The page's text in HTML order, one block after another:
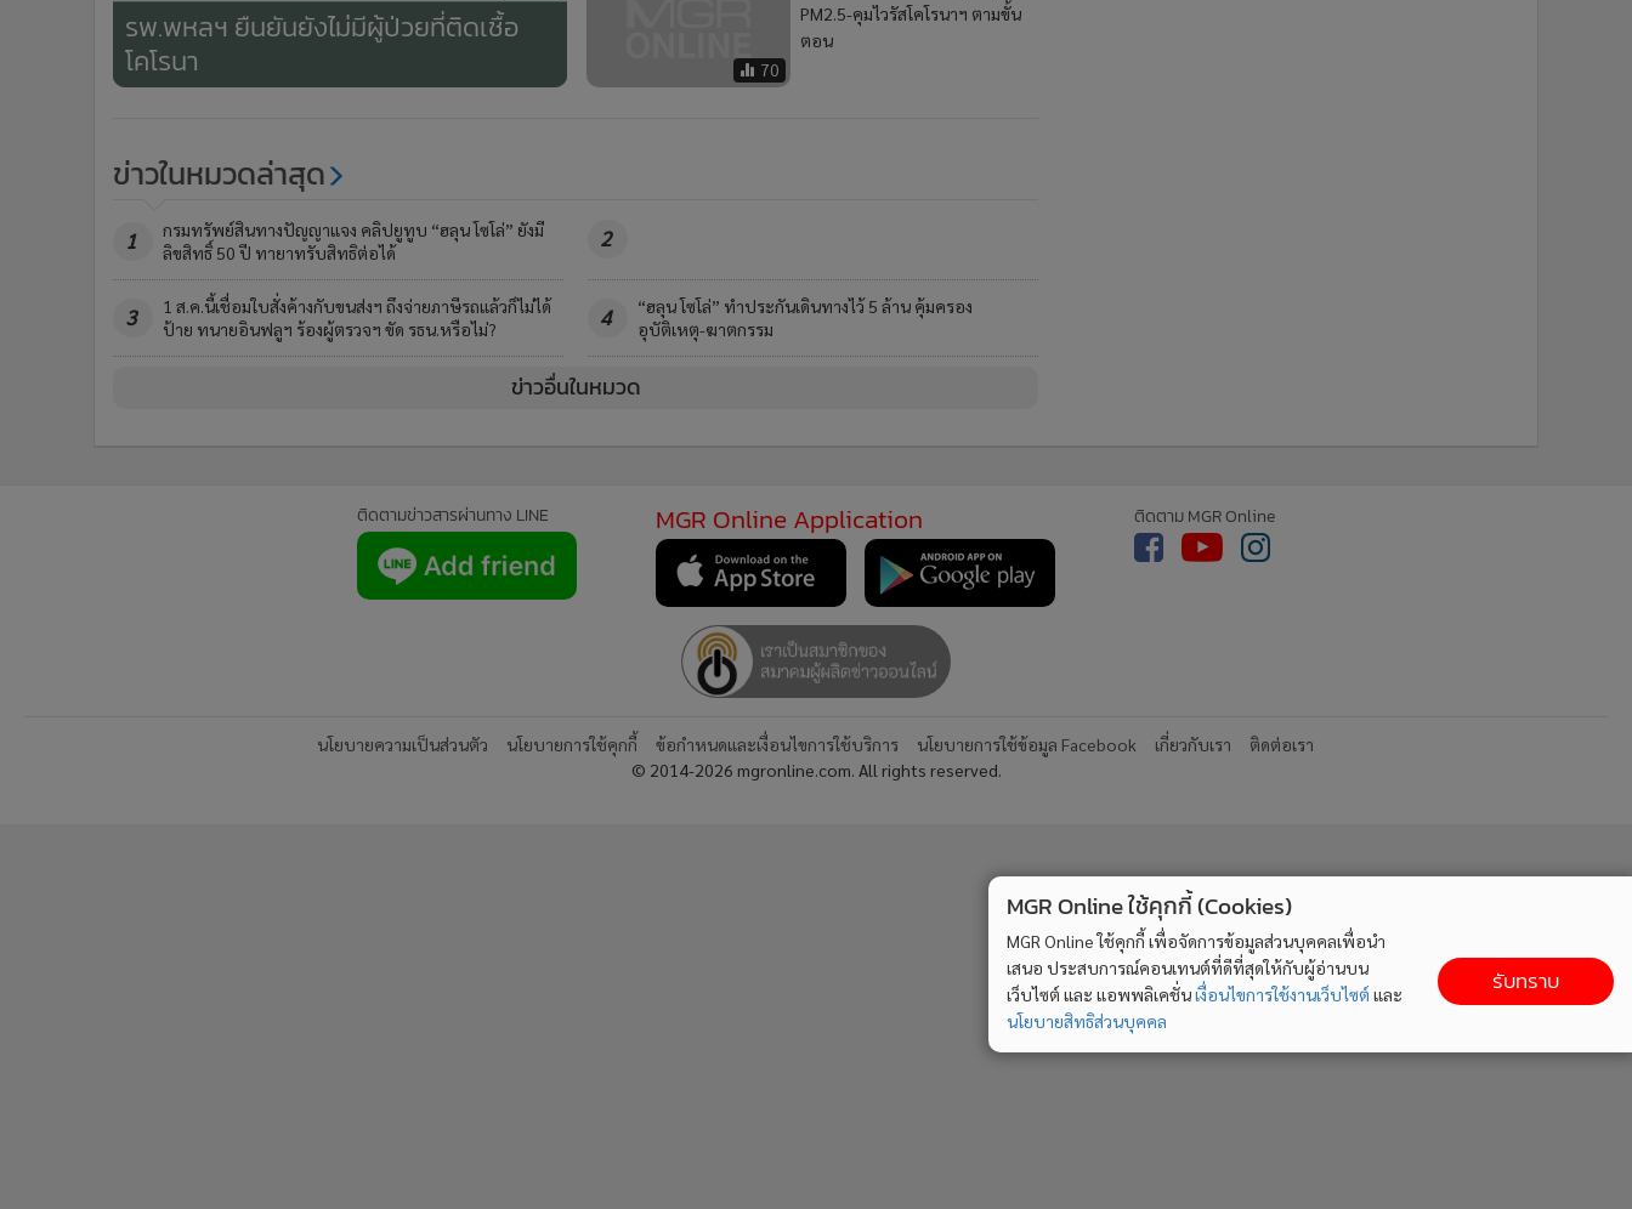
รพ.พหลฯ ยืนยันยังไม่มีผู้ป่วยที่ติดเชื้อ
โคโรนา
70
PM2.5-คุมไวรัสโคโรนาฯ ตามขั้น
ตอน
ข่าวในหมวดล่าสุด
1
กรมทรัพย์สินทางปัญญาแจง คลิปยูทูบ “ฮลุน โซโล่” ยังมี
ลิขสิทธิ์ 50 ปี ทายาทรับสิทธิต่อได้
2
3
1 ส.ค.นี้เชื่อมใบสั่งค้างกับขนส่งฯ ถึงจ่ายภาษีรถแล้วก็ไม่ได้
ป้าย ทนายอินฟลูฯ ร้องผู้ตรวจฯ ขัด รธน.หรือไม่?
4
“ฮลุน โซโล่” ทำประกันเดินทางไว้ 5 ล้าน คุ้มครอง
อุบัติเหตุ-ฆาตกรรม
ข่าวอื่นในหมวด
ติดตามข่าวสารผ่านทาง LINE MGR Online Application ติดตาม MGR Online
นโยบายความเป็นส่วนตัว นโยบายการใช้คุกกี้ ข้อกำหนดและเงื่อนไขการใช้บริการ นโยบายการใช้ข้อมูล Facebook เกี่ยวกับเรา
ติดต่อเรา
© 2014-2026 mgronline.com. All rights reserved.
MGR Online ใช้คุกกี้ (Cookies)
MGR Online ใช้คุกกี้ เพื่อจัดการข้อมูลส่วนบุคคลเพื่อนำ
เสนอ ประสบการณ์คอนเทนต์ที่ดีที่สุดให้กับผู้อ่านบน
เว็บไซต์ และ แอพพลิเคชั่นเงื่อนไขการใช้งานเว็บไซต์ และ
นโยบายสิทธิส่วนบุคคล
รับทราบ